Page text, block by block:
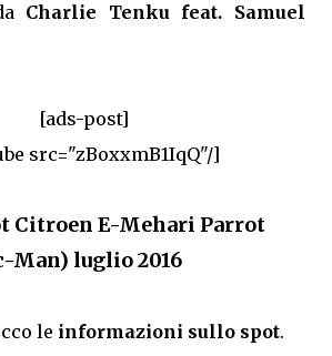
Charlie Tenku feat. Samuel
[ads-post]
src="zBoxxmB1IqQ"/]
Citroen E-Mehari Parrot
Man) luglio 2016
le informazioni sullo spot.